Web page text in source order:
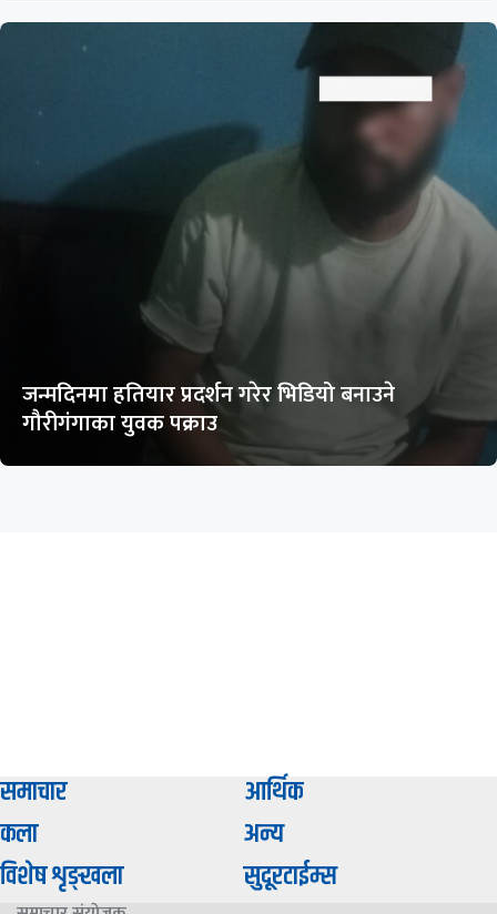
जन्मदिनमा हतियार प्रदर्शन गरेर भिडियो बनाउने
गौरीगंगाका युवक पक्राउ
समाचार
आर्थिक
कला
अन्य
विशेष शृङ्खला
सुदूरटाईम्स